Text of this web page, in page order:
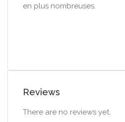
en plus nombreuses.
Reviews
There are no reviews yet.